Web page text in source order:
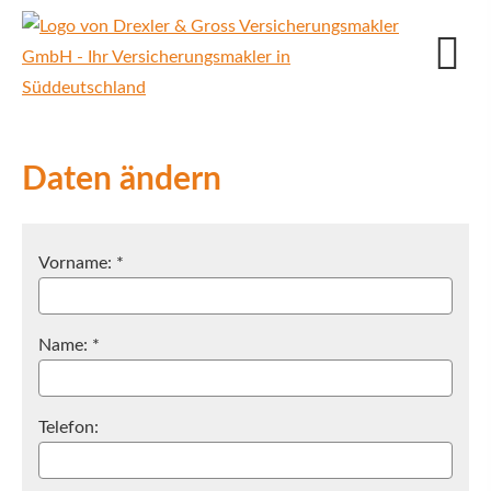
Daten ändern
Vorname: *
Name: *
Telefon: